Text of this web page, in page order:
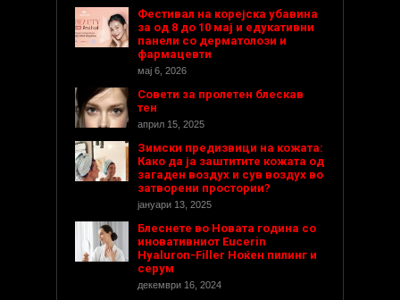
Фестивал на корејска убавина
за од 8 до 10 мај и едукативни
панели со дерматолози и
фармацевти
мај 6, 2026
Совети за пролетен блескав
тен
април 15, 2025
Зимски предизвици на кожата:
Како да ја заштитите кожата од
загаден воздух и сув воздух во
затворени простории?
јануари 13, 2025
Блеснете во Новата година со
иновативниот Eucerin
Hyaluron-Filler Ноќен пилинг и
серум
декември 16, 2024